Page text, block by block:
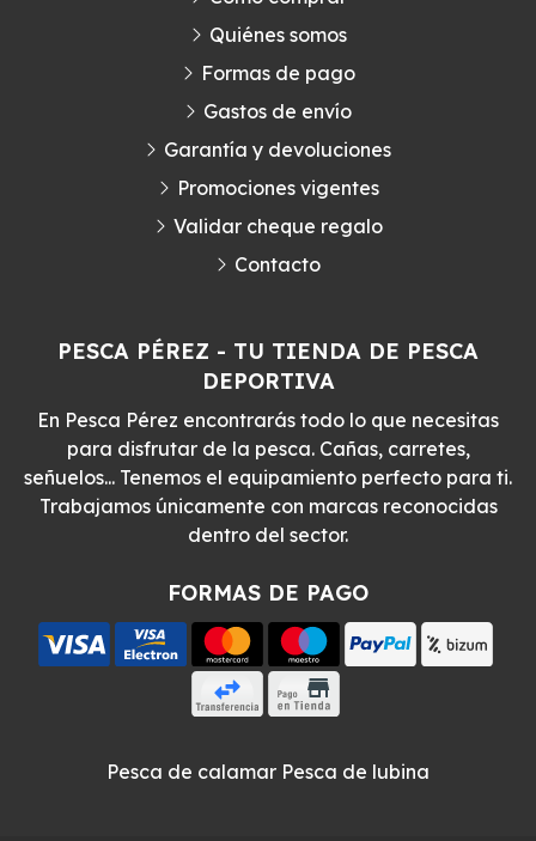
PESCA PÉREZ - TU TIENDA DE PESCA
DEPORTIVA
En Pesca Pérez encontrarás todo lo que necesitas
para disfrutar de la pesca. Cañas, carretes,
señuelos... Tenemos el equipamiento perfecto para ti.
Trabajamos únicamente con marcas reconocidas
dentro del sector.
FORMAS DE PAGO
Quiénes somos
Formas de pago
Gastos de envío
Garantía y devoluciones
Promociones vigentes
Validar cheque regalo
Contacto
Pesca de calamar Pesca de lubina